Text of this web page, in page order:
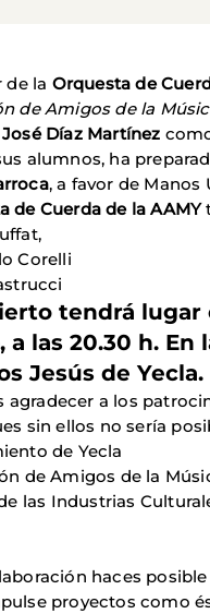
de la Orquesta de
de Amigos de la
Díaz Martínez
alumnos, ha
, a favor de Manos
de Cuerda de la AAMY
Corelli
tendrá lugar
, a las 20.30 h. En
Jesús de Yecla.
agradecer a los
sin ellos no sería
de Yecla
de Amigos de la
las Industrias
haces
proyectos como